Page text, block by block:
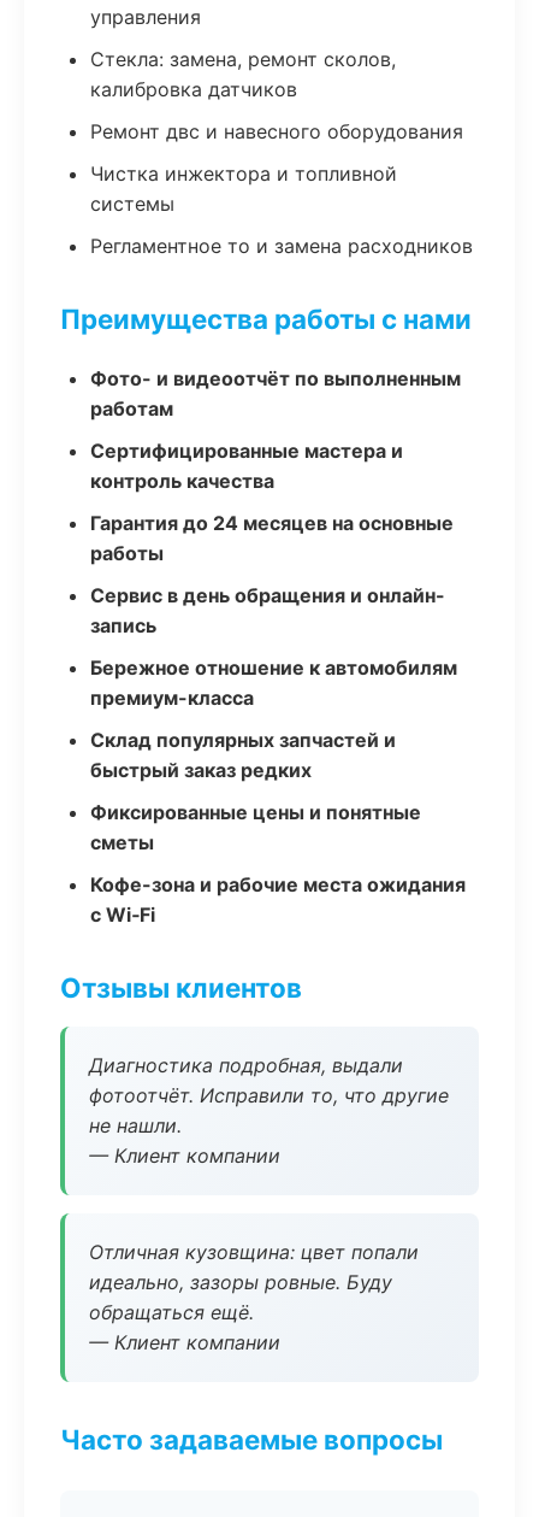
управления
Стекла: замена, ремонт сколов,
калибровка датчиков
Ремонт двс и навесного оборудования
Чистка инжектора и топливной
системы
Регламентное то и замена расходников
Преимущества работы с нами
Фото- и видеоотчёт по выполненным
работам
Сертифицированные мастера и
контроль качества
Гарантия до 24 месяцев на основные
работы
Сервис в день обращения и онлайн-
запись
Бережное отношение к автомобилям
премиум-класса
Склад популярных запчастей и
быстрый заказ редких
Фиксированные цены и понятные
сметы
Кофе-зона и рабочие места ожидания
с Wi‑Fi
Отзывы клиентов
Диагностика подробная, выдали
фотоотчёт. Исправили то, что другие
не нашли.
— Клиент компании
Отличная кузовщина: цвет попали
идеально, зазоры ровные. Буду
обращаться ещё.
— Клиент компании
Часто задаваемые вопросы